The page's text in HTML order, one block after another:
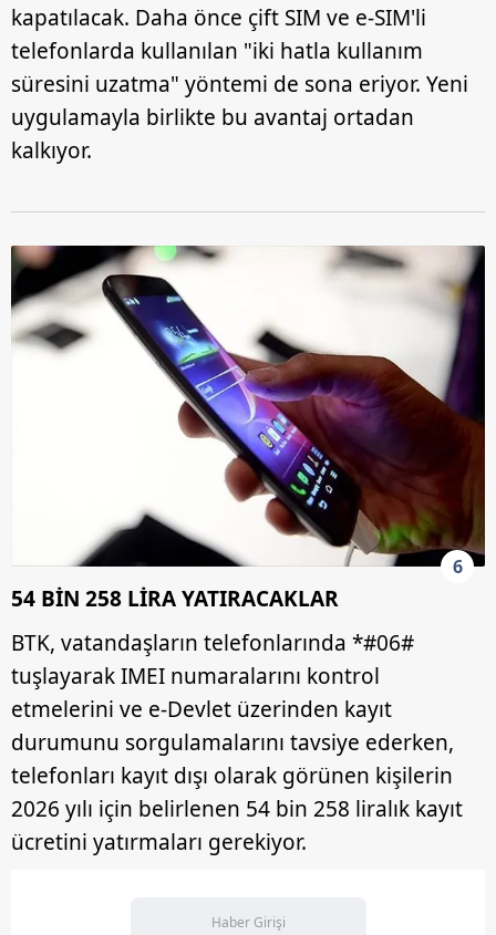
kapatılacak. Daha önce çift SIM ve e-SIM'li
telefonlarda kullanılan "iki hatla kullanım
süresini uzatma" yöntemi de sona eriyor. Yeni
uygulamayla birlikte bu avantaj ortadan
kalkıyor.
6
54 BİN 258 LİRA YATIRACAKLAR
BTK, vatandaşların telefonlarında *#06#
tuşlayarak IMEI numaralarını kontrol
etmelerini ve e-Devlet üzerinden kayıt
durumunu sorgulamalarını tavsiye ederken,
telefonları kayıt dışı olarak görünen kişilerin
2026 yılı için belirlenen 54 bin 258 liralık kayıt
ücretini yatırmaları gerekiyor.
Haber Girişi